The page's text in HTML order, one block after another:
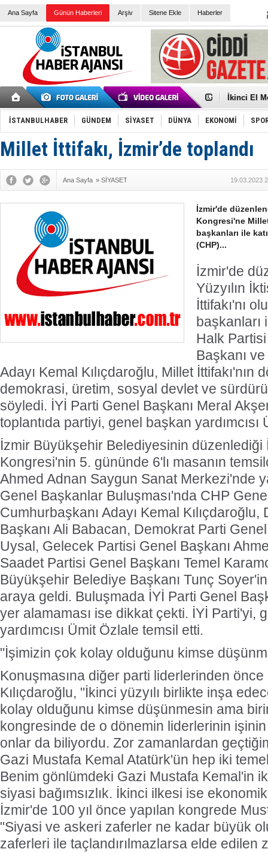
Ana Sayfa Günün Haberleri Arşiv Sitene Ekle Haberler
Elena
Düşük
İkinci El
Guguk
Sneaker
Erkek
Tommy
Yeri
Ceza
Kemal
'Kurultay
İtalyan
İSTANBULHABER GÜNDEM SİYASET DÜNYA EKONOMİ
Millet İttifakı, İzmir’de toplandı
Ana Sayfa » SİYASET 19.03.2023
İzmir'de
Kongresi'ne
başkanları ile
(CHP)...
İzmir'de
Yüzyılın
İttifakı'nı
başkanları
Halk
Başkanı
Adayı Kemal Kılıçdaroğlu, Millet İttifakı'nın
demokrasi, üretim, sosyal devlet ve
söyledi. İYİ Parti Genel Başkanı Meral
toplantıda partiyi, genel başkan
İzmir Büyükşehir Belediyesinin düzenlediği
Kongresi'nin 5. gününde 6'lı masanın
Ahmed Adnan Saygun Sanat Merkezi'nde
Genel Başkanlar Buluşması'nda CHP
Cumhurbaşkanı Adayı Kemal
Başkanı Ali Babacan, Demokrat Parti
Uysal, Gelecek Partisi Genel Başkanı
Saadet Partisi Genel Başkanı Temel
Büyükşehir Belediye Başkanı Tunç
araya geldi. Buluşmada İYİ Parti Genel
yer alamaması ise dikkat çekti. İYİ Parti'yi,
yardımcısı Ümit Özlale temsil etti.
"İşimizin çok kolay olduğunu kimse
Konuşmasına diğer parti liderlerinden
Kılıçdaroğlu, "İkinci yüzyılı birlikte inşa
kolay olduğunu kimse düşünmesin ama
kongresinde de o dönemin liderlerinin işinin
onlar da biliyordu. Zor zamanlardan
Gazi Mustafa Kemal Atatürk'ün hep iki
Benim gönlümdeki Gazi Mustafa Kemal'in
siyasi bağımsızlık. İkinci ilkesi ise ekonomik
İzmir'de 100 yıl önce yapılan kongrede
"Siyasi ve askeri zaferler ne kadar büyük
zaferleri ile taçlandırılmazlarsa elde edilen
Türk
En